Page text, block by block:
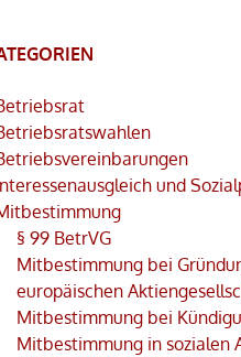
und
§ 99 BetrVG
Mitbestimmung bei
europäischen
Mitbestimmung bei
Mitbestimmung in sozialen